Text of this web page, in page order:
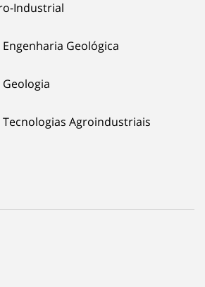
Industrial
Geológica
Agroindustriais